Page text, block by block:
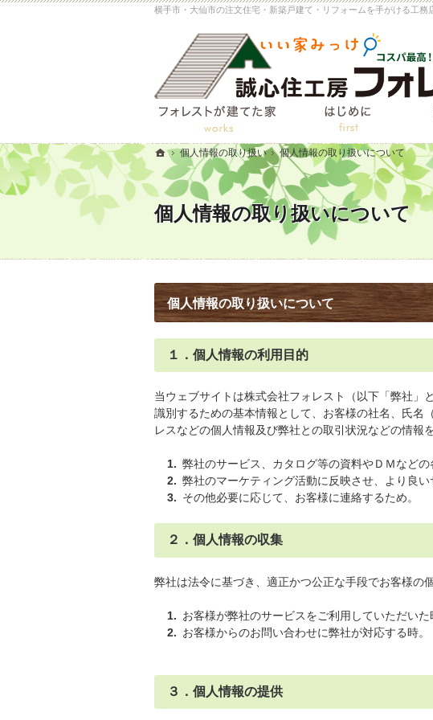
個人情報の取り扱いについて
個人情報の取り扱いについて
１．個人情報の利用目的
当ウェブサイトは株式会社フォレスト（以下「弊社」
識別するための基本情報として、お客様の社名、氏名
レスなどの個人情報及び弊社との取引状況などの情報
弊社のサービス、カタログ等の資料やＤＭなどの
弊社のマーケティング活動に反映させ、より良い
その他必要に応じて、お客様に連絡するため。
２．個人情報の収集
弊社は法令に基づき、適正かつ公正な手段でお客様の
お客様が弊社のサービスをご利用していただいた
お客様からのお問い合わせに弊社が対応する時。
３．個人情報の提供
住宅施工例
ホーム
個人情報の取り扱い 個人情報の取り扱いについて